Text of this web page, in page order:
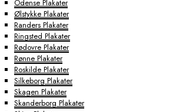
Odense Plakater
Ølstykke Plakater
Randers Plakater
Ringsted Plakater
Rødovre Plakater
Rønne Plakater
Roskilde Plakater
Silkeborg Plakater
Skagen Plakater
Skanderborg Plakater